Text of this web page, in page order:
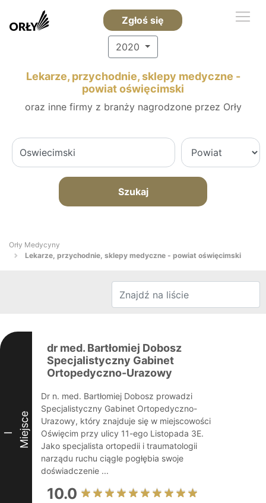
Zgłoś się
2020
Lekarze, przychodnie, sklepy medyczne -
powiat oświęcimski
oraz inne firmy z branży nagrodzone przez Orły
Szukaj
Orły Medycyny
Lekarze, przychodnie, sklepy medyczne - powiat oświęcimski
I Miejsce
dr med. Bartłomiej Dobosz
Specjalistyczny Gabinet
Ortopedyczno-Urazowy
Dr n. med. Bartłomiej Dobosz prowadzi
Specjalistyczny Gabinet Ortopedyczno-
Urazowy, który znajduje się w miejscowości
Oświęcim przy ulicy 11-ego Listopada 3E.
Jako specjalista ortopedii i traumatologii
narządu ruchu ciągle pogłębia swoje
doświadczenie ...
10.0